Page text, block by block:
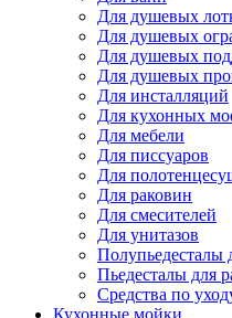
Для душевых
Для душевых
Для душевых
Для душевых
Для инсталляций
Для кухонных
Для мебели
Для писсуаров
Для
Для раковин
Для смесителей
Для унитазов
Полупьедесталы
Пьедесталы для
Средства по
Кухонные мойки